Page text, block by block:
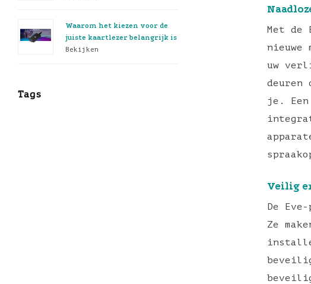
Waarom het kiezen voor de
juiste kaartlezer belangrijk is
Bekijken
Tags
Met de
nieuwe
uw
deuren
je. Een
Veilig
De
Ze